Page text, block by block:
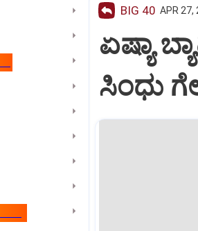
BIG 40 APR 27,
ಏಷ್ಯಾ
ಸಿಂಧು